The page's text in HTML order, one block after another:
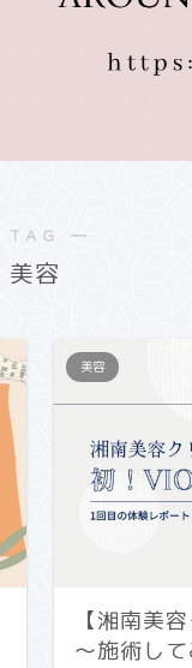
―
美容
美容
【湘南美
～施術し